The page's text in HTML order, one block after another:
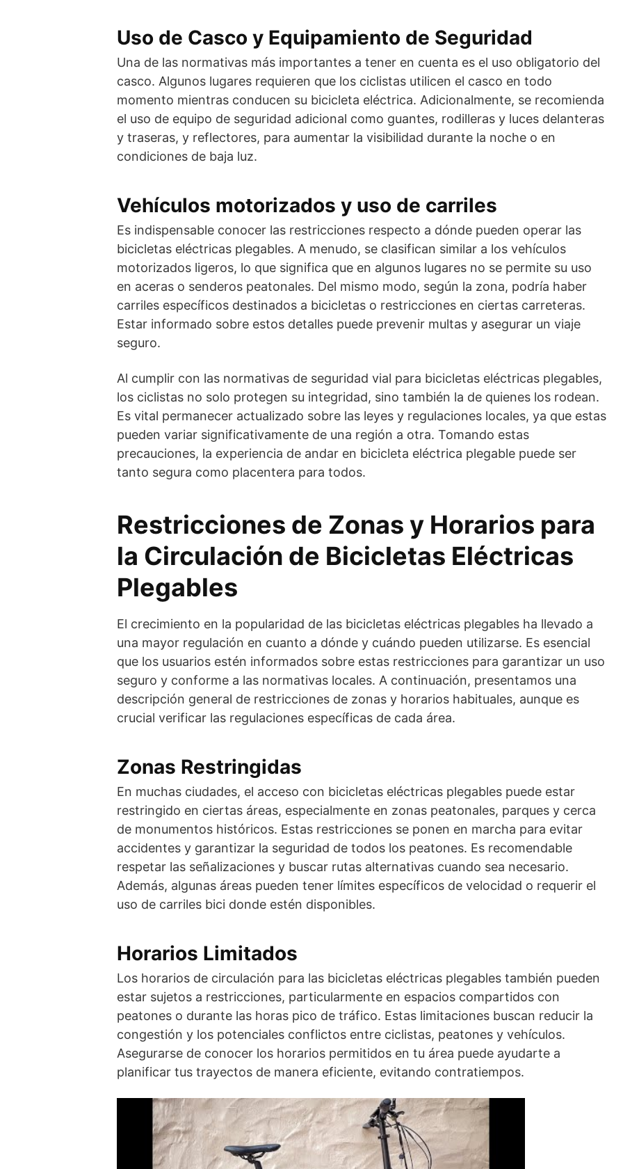
Uso de Casco y Equipamiento de Seguridad
Una de las normativas más importantes a tener en cuenta es el uso obligatorio del
casco. Algunos lugares requieren que los ciclistas utilicen el casco en todo
momento mientras conducen su bicicleta eléctrica. Adicionalmente, se recomienda
el uso de equipo de seguridad adicional como guantes, rodilleras y luces delanteras
y traseras, y reflectores, para aumentar la visibilidad durante la noche o en
condiciones de baja luz.
Vehículos motorizados y uso de carriles
Es indispensable conocer las restricciones respecto a dónde pueden operar las
bicicletas eléctricas plegables. A menudo, se clasifican similar a los vehículos
motorizados ligeros, lo que significa que en algunos lugares no se permite su uso
en aceras o senderos peatonales. Del mismo modo, según la zona, podría haber
carriles específicos destinados a bicicletas o restricciones en ciertas carreteras.
Estar informado sobre estos detalles puede prevenir multas y asegurar un viaje
seguro.
Al cumplir con las normativas de seguridad vial para bicicletas eléctricas plegables,
los ciclistas no solo protegen su integridad, sino también la de quienes los rodean.
Es vital permanecer actualizado sobre las leyes y regulaciones locales, ya que estas
pueden variar significativamente de una región a otra. Tomando estas
precauciones, la experiencia de andar en bicicleta eléctrica plegable puede ser
tanto segura como placentera para todos.
Restricciones de Zonas y Horarios para
la Circulación de Bicicletas Eléctricas
Plegables
El crecimiento en la popularidad de las bicicletas eléctricas plegables ha llevado a
una mayor regulación en cuanto a dónde y cuándo pueden utilizarse. Es esencial
que los usuarios estén informados sobre estas restricciones para garantizar un uso
seguro y conforme a las normativas locales. A continuación, presentamos una
descripción general de restricciones de zonas y horarios habituales, aunque es
crucial verificar las regulaciones específicas de cada área.
Zonas Restringidas
En muchas ciudades, el acceso con bicicletas eléctricas plegables puede estar
restringido en ciertas áreas, especialmente en zonas peatonales, parques y cerca
de monumentos históricos. Estas restricciones se ponen en marcha para evitar
accidentes y garantizar la seguridad de todos los peatones. Es recomendable
respetar las señalizaciones y buscar rutas alternativas cuando sea necesario.
Además, algunas áreas pueden tener límites específicos de velocidad o requerir el
uso de carriles bici donde estén disponibles.
Horarios Limitados
Los horarios de circulación para las bicicletas eléctricas plegables también pueden
estar sujetos a restricciones, particularmente en espacios compartidos con
peatones o durante las horas pico de tráfico. Estas limitaciones buscan reducir la
congestión y los potenciales conflictos entre ciclistas, peatones y vehículos.
Asegurarse de conocer los horarios permitidos en tu área puede ayudarte a
planificar tus trayectos de manera eficiente, evitando contratiempos.